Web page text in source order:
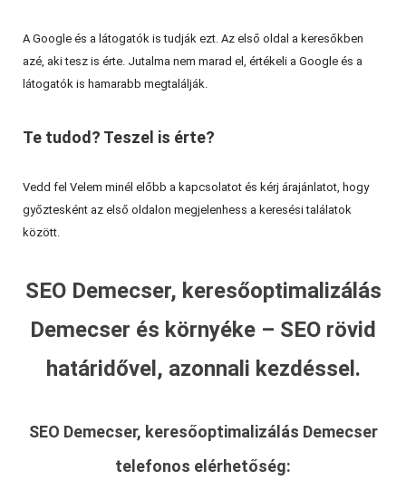
A Google és a látogatók is tudják ezt. Az első oldal a keresőkben
azé, aki tesz is érte. Jutalma nem marad el, értékeli a Google és a
látogatók is hamarabb megtalálják.
Te tudod? Teszel is érte?
Vedd fel Velem minél előbb a kapcsolatot és kérj árajánlatot, hogy
győztesként az első oldalon megjelenhess a keresési találatok
között.
SEO Demecser, keresőoptimalizálás
Demecser és környéke – SEO rövid
határidővel, azonnali kezdéssel.
SEO Demecser, keresőoptimalizálás Demecser
telefonos elérhetőség: